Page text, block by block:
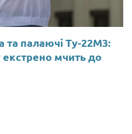
та палаючі Ту-22М3:
мчить до